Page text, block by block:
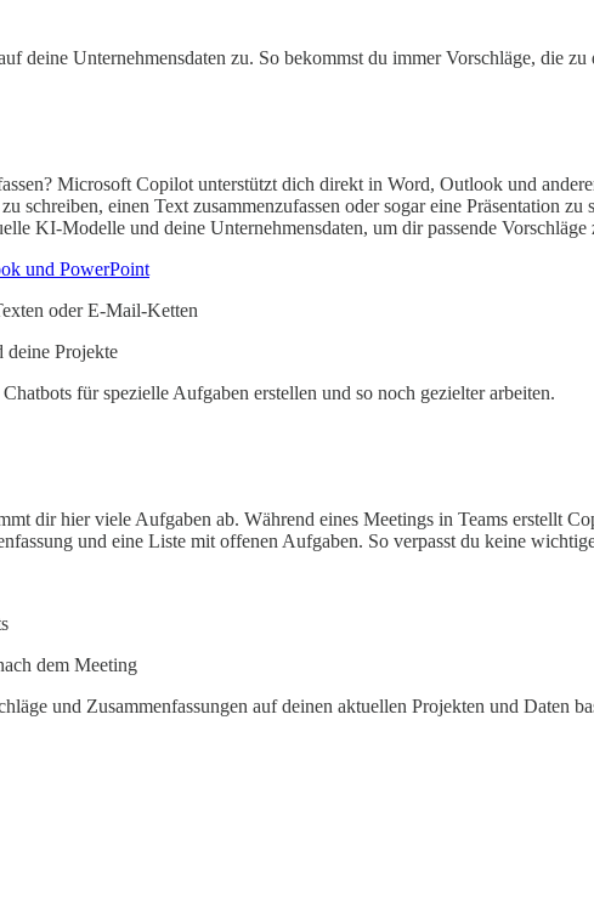
deine Unternehmensdaten zu. So bekommst du immer Vorschläge, die zu
Microsoft Copilot unterstützt dich direkt in Word, Outlook und
schreiben, einen Text zusammenzufassen oder sogar eine Präsentation
KI-Modelle und deine Unternehmensdaten, um dir passende Vorschläge
und PowerPoint
oder E-Mail-Ketten
deine Projekte
für spezielle Aufgaben erstellen und so noch gezielter arbeiten.
dir hier viele Aufgaben ab. Während eines Meetings in Teams erstellt
und eine Liste mit offenen Aufgaben. So verpasst du keine
dem Meeting
und Zusammenfassungen auf deinen aktuellen Projekten und Daten